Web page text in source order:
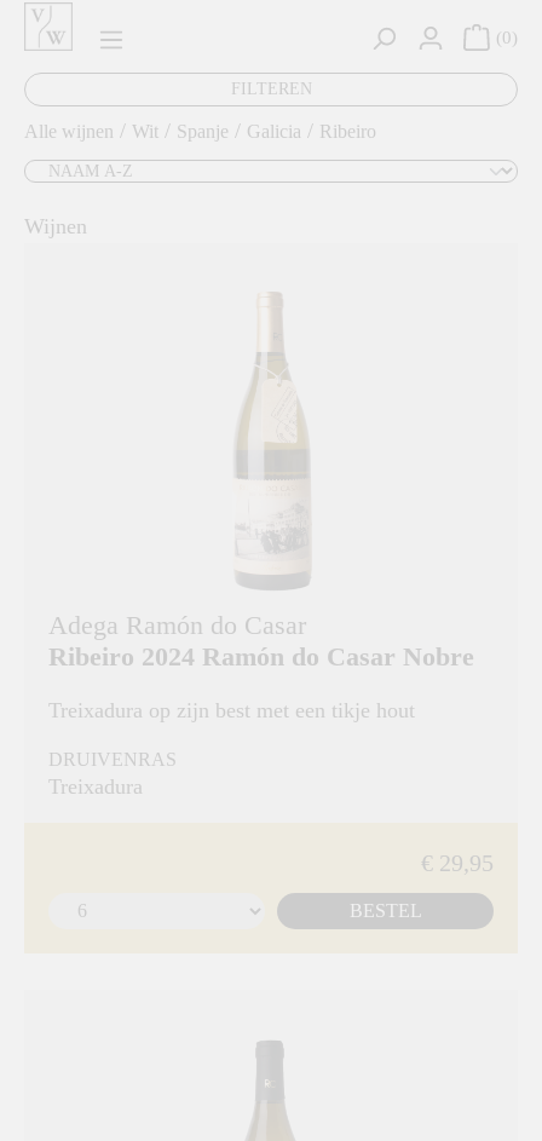
0
FILTEREN
Alle wijnen / Wit / Spanje / Galicia / Ribeiro
Wijnen
Adega Ramón do Casar
Ribeiro 2024 Ramón do Casar Nobre
Treixadura op zijn best met een tikje hout
DRUIVENRAS
Treixadura
€ 29,95
BESTEL